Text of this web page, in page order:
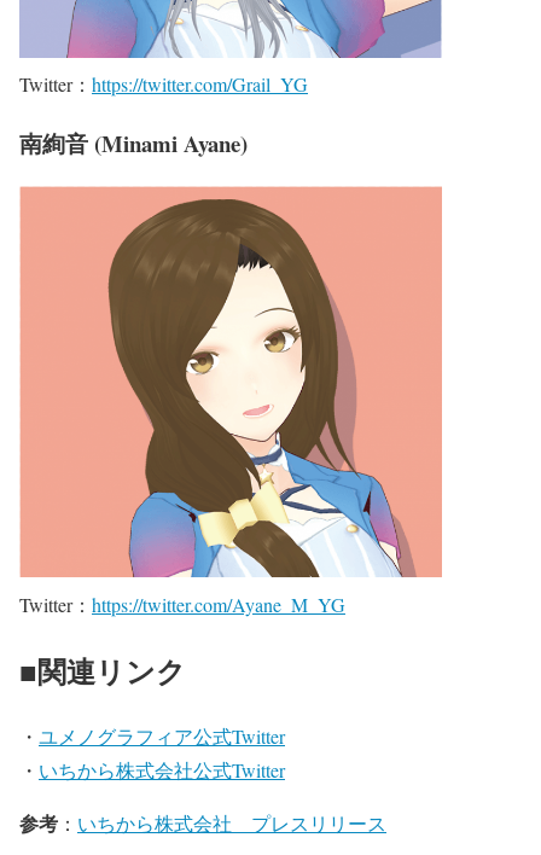
Twitter： https://twitter.com/Grail_YG
南絢音 (Minami Ayane)
Twitter： https://twitter.com/Ayane_M_YG
■関連リンク
・ ユメノグラフィア公式Twitter
・ いちから株式会社公式Twitter
参考 ： いちから株式会社 プレスリリース